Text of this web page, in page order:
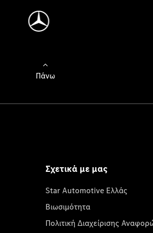
Πάνω
Σχετικά με μας
Star Automotive Ελλάς
Βιωσιμότητα
Πολιτική Διαχείρισης